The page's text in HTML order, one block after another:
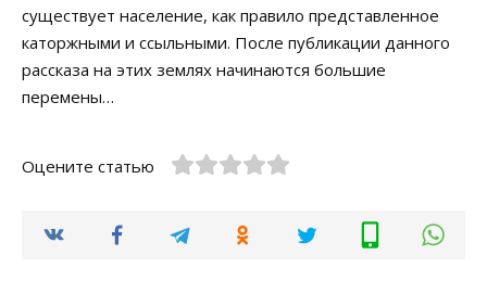
существует население, как правило представленное
каторжными и ссыльными. После публикации данного
рассказа на этих землях начинаются большие
перемены…
Оцените статью